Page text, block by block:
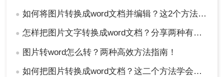
● 如何将图片转换成word文档并编辑？这2个方法了解一下！
● 怎样把图片文字转换成word文档？分享两种有效的方法！
● 图片转word怎么转？两种高效方法指南！
● 如何把图片转换成word文档？这二个方法学会省时省力！